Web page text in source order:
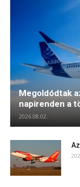
Megoldódtak
napirenden a
2026.08.02.